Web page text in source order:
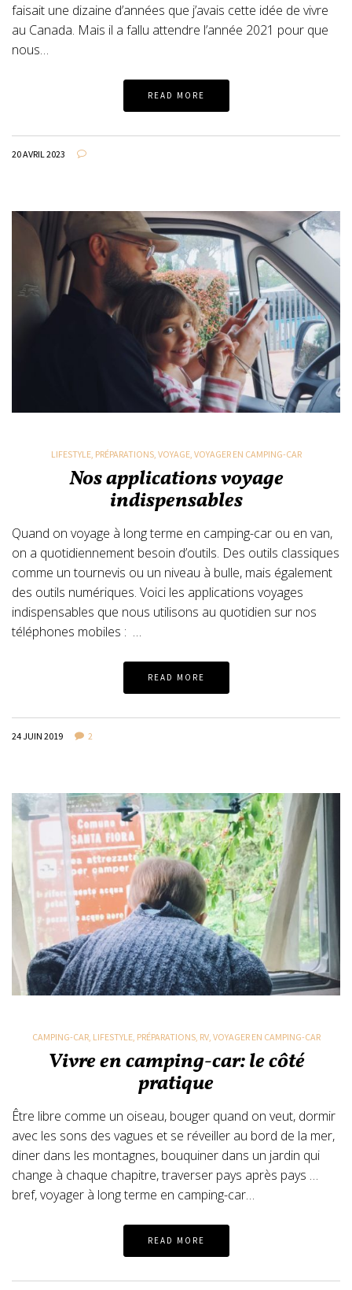
faisait une dizaine d’années que j’avais cette idée de vivre
au Canada. Mais il a fallu attendre l’année 2021 pour que
nous…
READ MORE
20 AVRIL 2023
LIFESTYLE, PRÉPARATIONS, VOYAGE, VOYAGER EN CAMPING-CAR
Nos applications voyage
indispensables
Quand on voyage à long terme en camping-car ou en van,
on a quotidiennement besoin d’outils. Des outils classiques
comme un tournevis ou un niveau à bulle, mais également
des outils numériques. Voici les applications voyages
indispensables que nous utilisons au quotidien sur nos
téléphones mobiles : …
READ MORE
24 JUIN 2019 2
CAMPING-CAR, LIFESTYLE, PRÉPARATIONS, RV, VOYAGER EN CAMPING-CAR
Vivre en camping-car: le côté
pratique
Être libre comme un oiseau, bouger quand on veut, dormir
avec les sons des vagues et se réveiller au bord de la mer,
diner dans les montagnes, bouquiner dans un jardin qui
change à chaque chapitre, traverser pays après pays …
bref, voyager à long terme en camping-car…
READ MORE